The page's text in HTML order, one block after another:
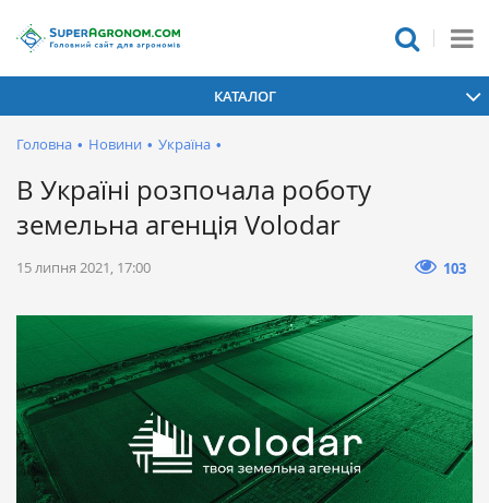
КАТАЛОГ
Головна • Новини • Україна •
В Україні розпочала роботу
земельна агенція Volodar
15 липня 2021, 17:00 103